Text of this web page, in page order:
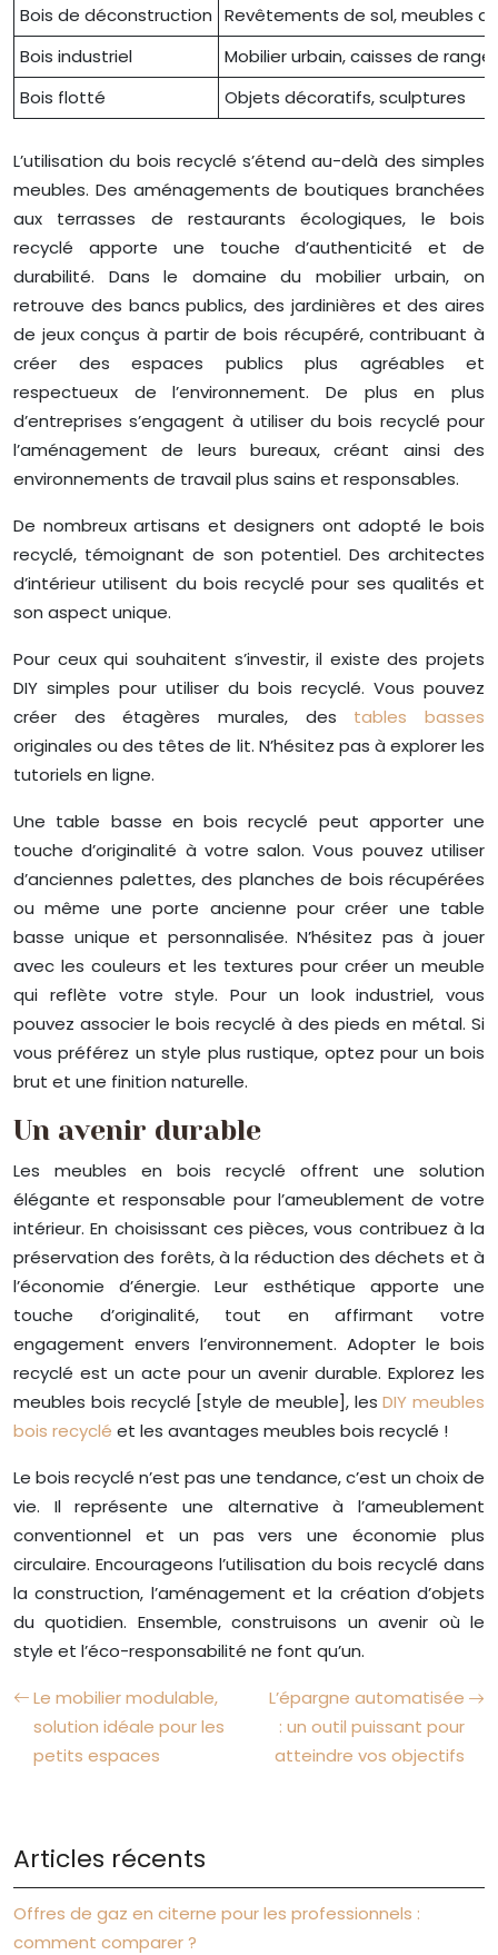
Bois de déconstruction Revêtements de sol, meubles
Bois industriel
Mobilier urbain, caisses de
Bois flotté
Objets décoratifs, sculptures
L’utilisation du bois recyclé s’étend au-delà des simples
meubles. Des aménagements de boutiques branchées
aux terrasses de restaurants écologiques, le bois
recyclé apporte une touche d’authenticité et de
durabilité. Dans le domaine du mobilier urbain, on
retrouve des bancs publics, des jardinières et des aires
de jeux conçus à partir de bois récupéré, contribuant à
créer des espaces publics plus agréables et
respectueux de l’environnement. De plus en plus
d’entreprises s’engagent à utiliser du bois recyclé pour
l’aménagement de leurs bureaux, créant ainsi des
environnements de travail plus sains et responsables.
De nombreux artisans et designers ont adopté le bois
recyclé, témoignant de son potentiel. Des architectes
d’intérieur utilisent du bois recyclé pour ses qualités et
son aspect unique.
Pour ceux qui souhaitent s’investir, il existe des projets
DIY simples pour utiliser du bois recyclé. Vous pouvez
créer des étagères murales, des tables basses
originales ou des têtes de lit. N’hésitez pas à explorer les
tutoriels en ligne.
Une table basse en bois recyclé peut apporter une
touche d’originalité à votre salon. Vous pouvez utiliser
d’anciennes palettes, des planches de bois récupérées
ou même une porte ancienne pour créer une table
basse unique et personnalisée. N’hésitez pas à jouer
avec les couleurs et les textures pour créer un meuble
qui reflète votre style. Pour un look industriel, vous
pouvez associer le bois recyclé à des pieds en métal. Si
vous préférez un style plus rustique, optez pour un bois
brut et une finition naturelle.
Un avenir durable
Les meubles en bois recyclé offrent une solution
élégante et responsable pour l’ameublement de votre
intérieur. En choisissant ces pièces, vous contribuez à la
préservation des forêts, à la réduction des déchets et à
l’économie d’énergie. Leur esthétique apporte une
touche d’originalité, tout en affirmant votre
engagement envers l’environnement. Adopter le bois
recyclé est un acte pour un avenir durable. Explorez les
meubles bois recyclé [style de meuble], lesDIY meubles
bois recyclé et les avantages meubles bois recyclé !
Le bois recyclé n’est pas une tendance, c’est un choix de
vie. Il représente une alternative à l’ameublement
conventionnel et un pas vers une économie plus
circulaire. Encourageons l’utilisation du bois recyclé dans
la construction, l’aménagement et la création d’objets
du quotidien. Ensemble, construisons un avenir où le
style et l’éco-responsabilité ne font qu’un.
Le mobilier modulable,
solution idéale pour les
petits espaces
L’épargne automatisée
: un outil puissant pour
atteindre vos objectifs
Articles récents
Offres de gaz en citerne pour les professionnels :
comment comparer ?